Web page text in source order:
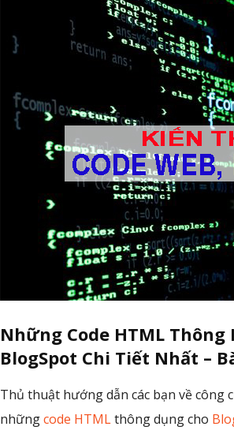
Những Code HTML
BlogSpot Chi Tiết Nhất –
Thủ thuật hướng dẫn các bạn về công
nhữngcode HTMLthông dụng cho